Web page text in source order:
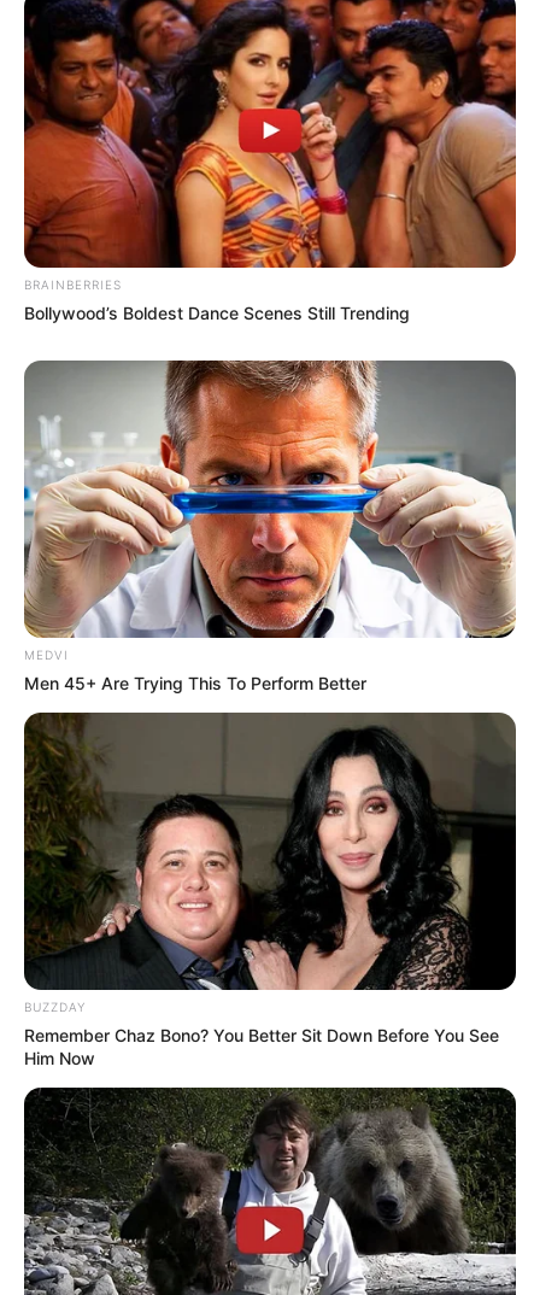
BRAINBERRIES
Bollywood’s Boldest Dance Scenes Still Trending
MEDVI
Men 45+ Are Trying This To Perform Better
BUZZDAY
Remember Chaz Bono? You Better Sit Down Before You See
Him Now